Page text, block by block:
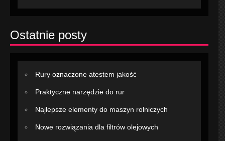
Ostatnie posty
Rury oznaczone atestem jakość
Praktyczne narzędzie do rur
Najlepsze elementy do maszyn rolniczych
Nowe rozwiązania dla filtrów olejowych